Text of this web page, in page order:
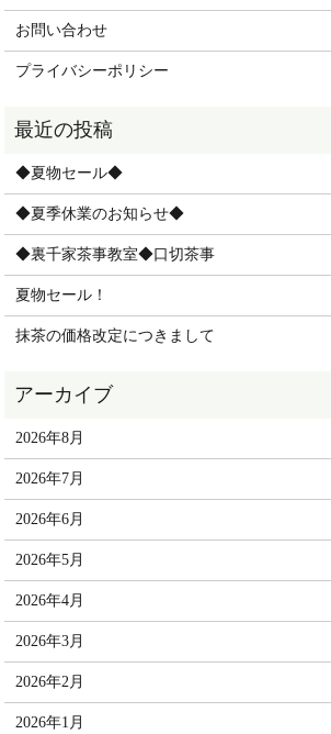
お問い合わせ
プライバシーポリシー
◆夏物セール◆
◆夏季休業のお知らせ◆
◆裏千家茶事教室◆口切茶事
夏物セール！
抹茶の価格改定につきまして
2026年8月
2026年7月
2026年6月
2026年5月
2026年4月
2026年3月
2026年2月
2026年1月